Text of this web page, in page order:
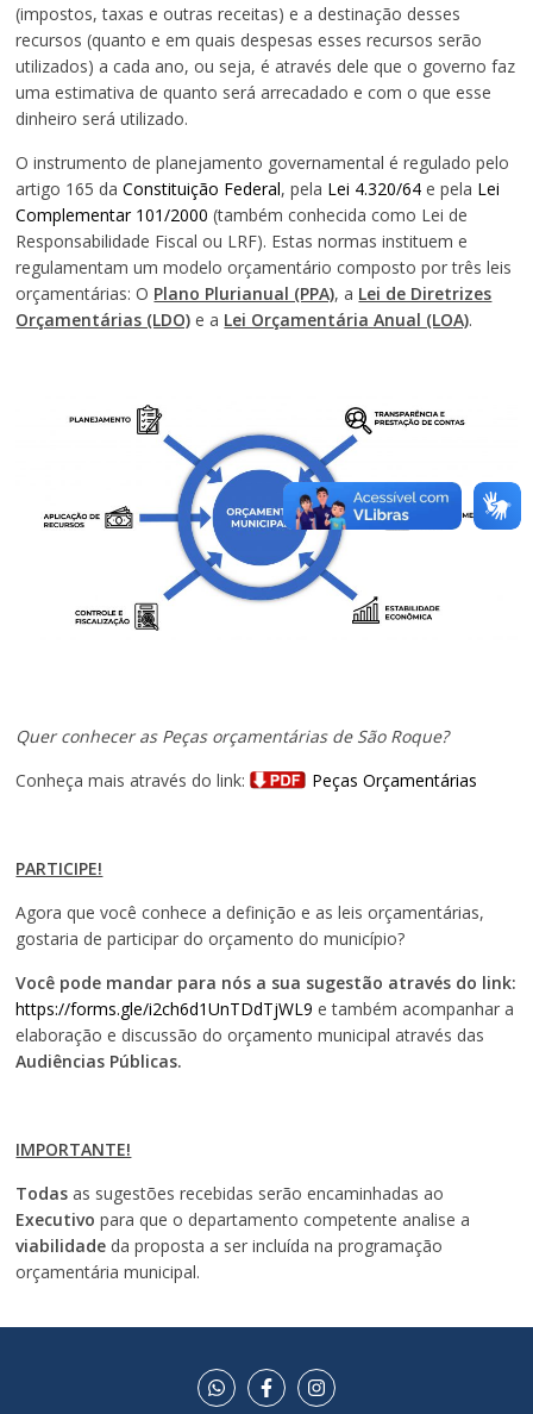
(impostos, taxas e outras receitas) e a destinação desses
recursos (quanto e em quais despesas esses recursos serão
utilizados) a cada ano, ou seja, é através dele que o governo faz
uma estimativa de quanto será arrecadado e com o que esse
dinheiro será utilizado.
O instrumento de planejamento governamental é regulado pelo
artigo 165 daConstituição Federal, pela Lei 4.320/64 e pela Lei
Complementar 101/2000 (também conhecida como Lei de
Responsabilidade Fiscal ou LRF). Estas normas instituem e
regulamentam um modelo orçamentário composto por três leis
orçamentárias: O Plano Plurianual (PPA), a Lei de Diretrizes
Orçamentárias (LDO) e a Lei Orçamentária Anual (LOA).
Quer conhecer as Peças orçamentárias de São Roque?
Conheça mais através do link:
Peças Orçamentárias
PARTICIPE!
Agora que você conhece a definição e as leis orçamentárias,
gostaria de participar do orçamento do município?
Você pode mandar para nós a sua sugestão através do link:
https://forms.gle/i2ch6d1UnTDdTjWL9 e também acompanhar a
elaboração e discussão do orçamento municipal através das
Audiências Públicas.
IMPORTANTE!
Todas as sugestões recebidas serão encaminhadas ao
Executivo para que o departamento competente analise a
viabilidade da proposta a ser incluída na programação
orçamentária municipal.